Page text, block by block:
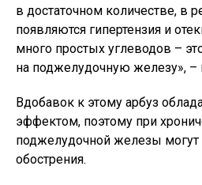
в достаточном количестве, в
появляются гипертензия и
много простых углеводов –
на поджелудочную железу», –
Вдобавок к этому арбуз
эффектом, поэтому при
поджелудочной железы могут
обострения.